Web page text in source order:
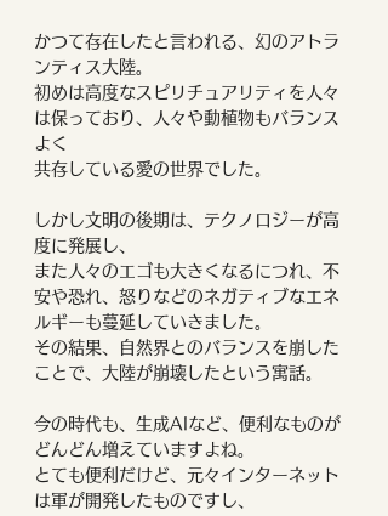
かつて存在したと言われる、幻のアトラ
ンティス大陸。
初めは高度なスピリチュアリティを人々
は保っており、人々や動植物もバランス
よく
共存している愛の世界でした。
しかし文明の後期は、テクノロジーが高
度に発展し、
また人々のエゴも大きくなるにつれ、不
安や恐れ、怒りなどのネガティブなエネ
ルギーも蔓延していきました。
その結果、自然界とのバランスを崩した
ことで、大陸が崩壊したという寓話。
今の時代も、生成AIなど、便利なものが
どんどん増えていますよね。
とても便利だけど、元々インターネット
は軍が開発したものですし、